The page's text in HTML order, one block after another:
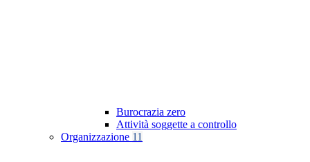
Burocrazia zero
Attività soggette a controllo
Organizzazione 11